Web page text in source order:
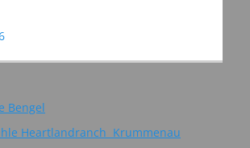
Bengel
Heartlandranch Krummenau